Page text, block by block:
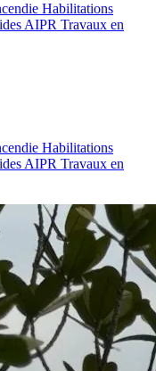
Habilitations
AIPR Travaux en
Habilitations
AIPR Travaux en